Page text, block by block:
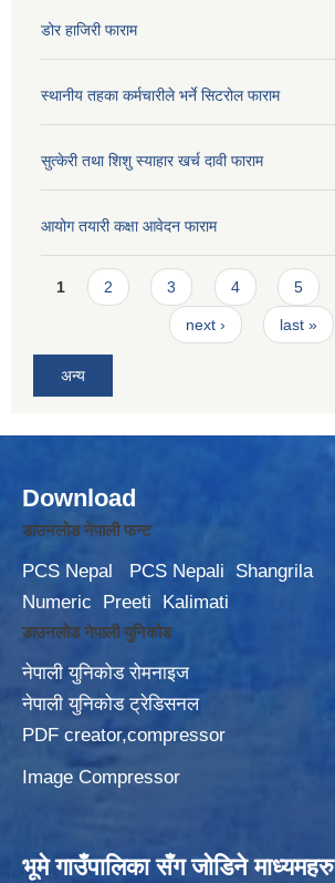
डोर हाजिरी फाराम
स्थानीय तहका कर्मचारीले भर्ने सिटरोल फाराम
सुत्केरी तथा शिशु स्याहार खर्च दावी फाराम
आयोग तयारी कक्षा आवेदन फाराम
Pages
1 2 3 4 5
next › last »
अन्य
Download
डाउनलोड नेपाली फन्ट
PCS Nepal PCS Nepali
Shangrila
Numeric
Preeti Kalimati
डाउनलोड नेपाली युनिकोड
नेपाली युनिकोड रोमनाइज
नेपाली युनिकोड ट्रेडिसनल
PDF creator,compressor
Image Compressor
भूमे गाउँपालिका सँग जोडिने माध्यमहरु